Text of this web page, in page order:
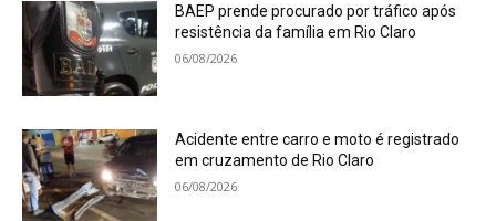
BAEP prende procurado por tráfico após
resistência da família em Rio Claro
06/08/2026
Acidente entre carro e moto é registrado
em cruzamento de Rio Claro
06/08/2026